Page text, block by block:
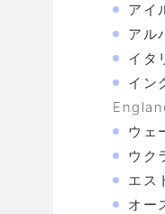
アイ
アル
イタ
イン
ウェ
ウク
エス
オー